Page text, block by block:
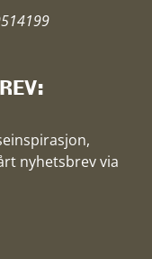
nyhetsbrev via